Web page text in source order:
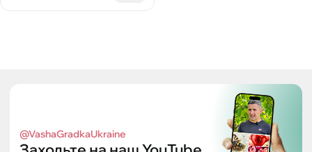
@VashaGradkaUkraine